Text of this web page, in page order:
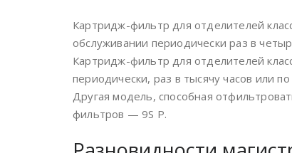
Картридж-фильтр для отделителей
обслуживании периодически раз в
Картридж-фильтр для отделителей
периодически, раз в тысячу часов или
Другая модель, способная
фильтров — 9S P.